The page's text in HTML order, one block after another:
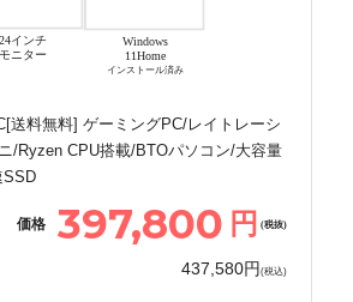
24インチ
モニター
Windows
11Home
インストール済み
送料無料] ゲーミングPC/レイトレーシ
/Ryzen CPU搭載/BTOパソコン/大容量
SSD
価格 397,800 円 (税抜)
437,580円 (税込)